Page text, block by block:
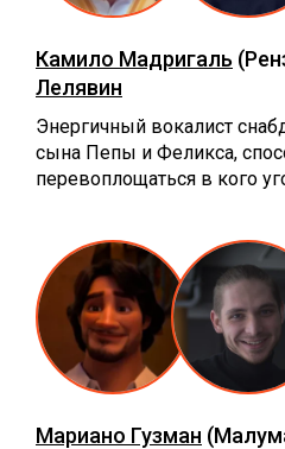
Камило Мадригаль
Лелявин
Энергичный вокалист
сына Пепы и Феликса,
перевоплощаться в кого
Мариано Гузман